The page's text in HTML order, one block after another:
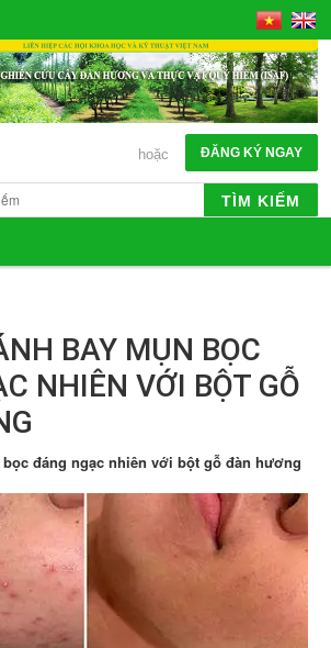
ĐĂNG KÝ NGAY
hoặc
TÌM KIẾM
BAY MỤN BỌC
NHIÊN VỚI BỘT GỖ
đáng ngạc nhiên với bột gỗ đàn hương